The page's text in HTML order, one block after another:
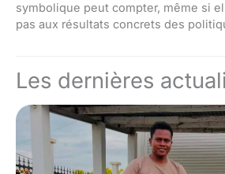
symbolique peut compter, même si
pas aux résultats concrets des
Les dernières